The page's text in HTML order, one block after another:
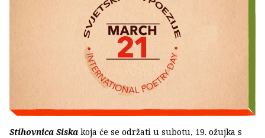
Stihovnica Siska koja će se održati u subotu, 19. ožujka s